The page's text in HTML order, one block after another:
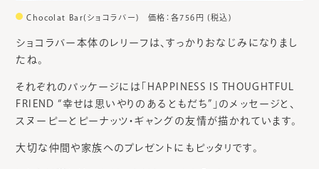
Chocolat Bar(ショコラバー) 価格：各756円 (税込)
ショコラバー本体のレリーフは、すっかりおなじみになりまし
たね。
それぞれのパッケージには「HAPPINESS IS THOUGHTFUL
FRIEND “幸せは思いやりのあるともだち”」のメッセージと、
スヌーピーとピーナッツ・ギャングの友情が描かれています。
大切な仲間や家族へのプレゼントにもピッタリです。